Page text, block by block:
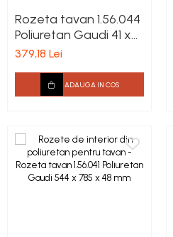
Rozeta tavan 1.56.044
Poliuretan Gaudi 41 x
620 mm
379,18 Lei
ADAUGA IN COS